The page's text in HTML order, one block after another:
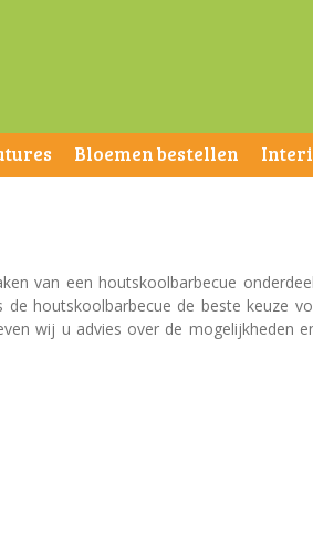
Bloemen bestellen
van een houtskoolbarbecue
houtskoolbarbecue de beste keuze
wij u advies over de mogelijkheden